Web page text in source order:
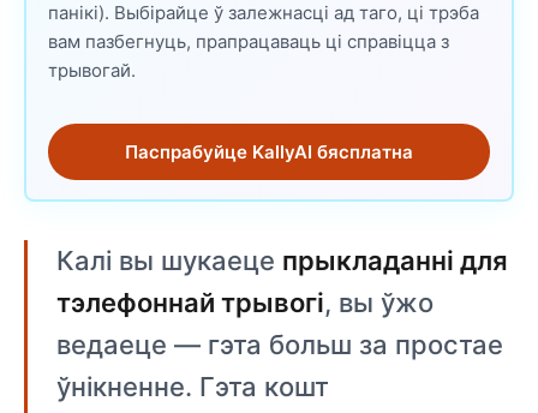
панікі). Выбірайце ў залежнасці ад таго, ці трэба
вам пазбегнуць, прапрацаваць ці справіцца з
трывогай.
Паспрабуйце KallyAI бясплатна
Калі вы шукаеце прыкладанні для
тэлефоннай трывогі, вы ўжо
ведаеце — гэта больш за простае
ўнікненне. Гэта кошт